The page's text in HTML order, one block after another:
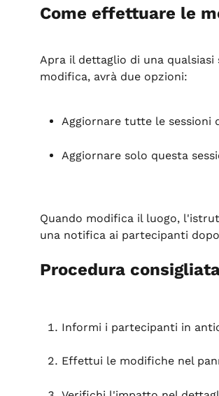
Come effettuare le
Apra il dettaglio di una
modifica, avrà due opzioni:
Aggiornare tutte le sessioni
Aggiornare solo questa
Quando modifica il luogo,
una notifica ai partecipanti
Procedura
Informi i partecipanti in
Effettui le modifiche nel